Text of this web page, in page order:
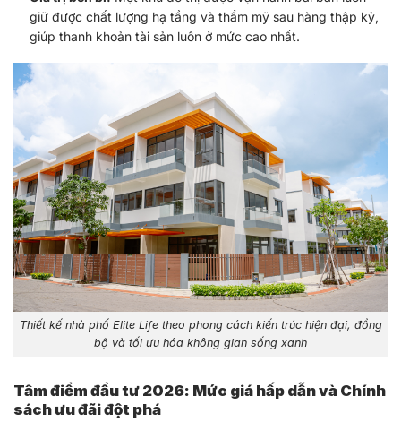
giữ được chất lượng hạ tầng và thẩm mỹ sau hàng thập kỷ,
giúp thanh khoản tài sản luôn ở mức cao nhất.
Thiết kế nhà phố Elite Life theo phong cách kiến trúc hiện đại, đồng
bộ và tối ưu hóa không gian sống xanh
Tâm điểm đầu tư 2026: Mức giá hấp dẫn và Chính
sách ưu đãi đột phá